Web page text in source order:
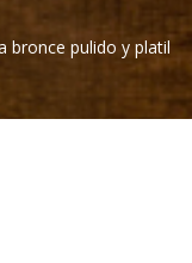
bronce pulido y platil